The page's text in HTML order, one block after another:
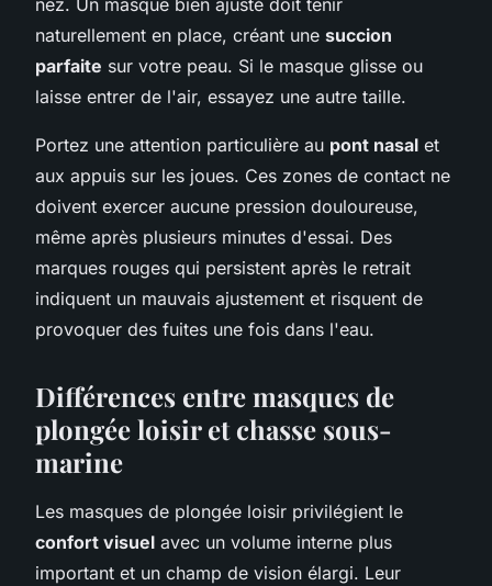
naturellement en place, créant une succion
parfaite sur votre peau. Si le masque glisse ou
laisse entrer de l'air, essayez une autre taille.
Portez une attention particulière au pont nasal et
aux appuis sur les joues. Ces zones de contact ne
doivent exercer aucune pression douloureuse,
même après plusieurs minutes d'essai. Des
marques rouges qui persistent après le retrait
indiquent un mauvais ajustement et risquent de
provoquer des fuites une fois dans l'eau.
Différences entre masques de
plongée loisir et chasse sous-
marine
Les masques de plongée loisir privilégient le
confort visuel avec un volume interne plus
important et un champ de vision élargi. Leur